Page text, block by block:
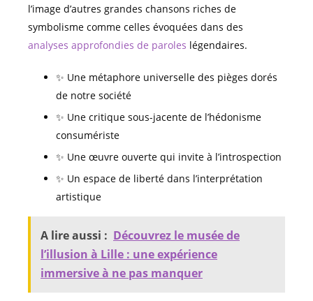
l’image d’autres grandes chansons riches de
symbolisme comme celles évoquées dans des
analyses approfondies de paroles légendaires.
✨ Une métaphore universelle des pièges dorés
de notre société
✨ Une critique sous-jacente de l’hédonisme
consumériste
✨ Une œuvre ouverte qui invite à l’introspection
✨ Un espace de liberté dans l’interprétation
artistique
A lire aussi : Découvrez le musée de
l’illusion à Lille : une expérience
immersive à ne pas manquer